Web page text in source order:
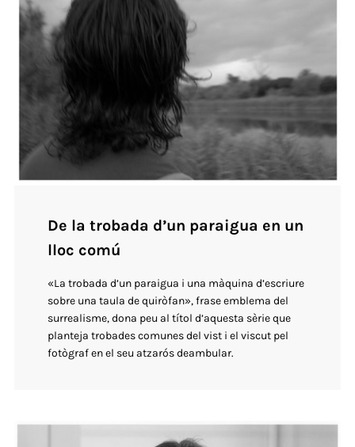
De la trobada d’un paraigua en un
lloc comú
«La trobada d’un paraigua i una màquina d’escriure
sobre una taula de quiròfan», frase emblema del
surrealisme, dona peu al títol d’aquesta sèrie que
planteja trobades comunes del vist i el viscut pel
fotògraf en el seu atzarós deambular.